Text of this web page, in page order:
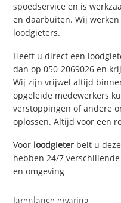
spoedservice en is
en daarbuiten. Wij
loodgieters.
Heeft u direct een
dan op 050-2069026 en
Wij zijn vrijwel altijd
opgeleide medewerkers
verstoppingen of andere
oplossen. Altijd voor een
Voor loodgieter belt u
hebben 24/7
en omgeving